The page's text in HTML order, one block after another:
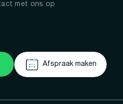
met ons op
Afspraak maken